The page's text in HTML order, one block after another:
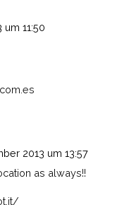
11:50
2013 um 13:57
as always!!